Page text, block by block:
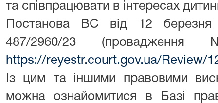
та співпрацювати в інтересах
Постанова ВС від 12
487/2960/23
https://reyestr.court.gov.ua/Review/
Із цим та іншими правовими
можна ознайомитися в Базі